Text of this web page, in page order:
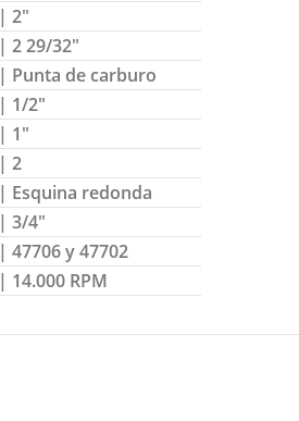
| 2″
| 2 29/32″
| Punta de carburo
| 1/2″
| 1″
| 2
| Esquina redonda
| 3/4″
| 47706 y 47702
| 14.000 RPM